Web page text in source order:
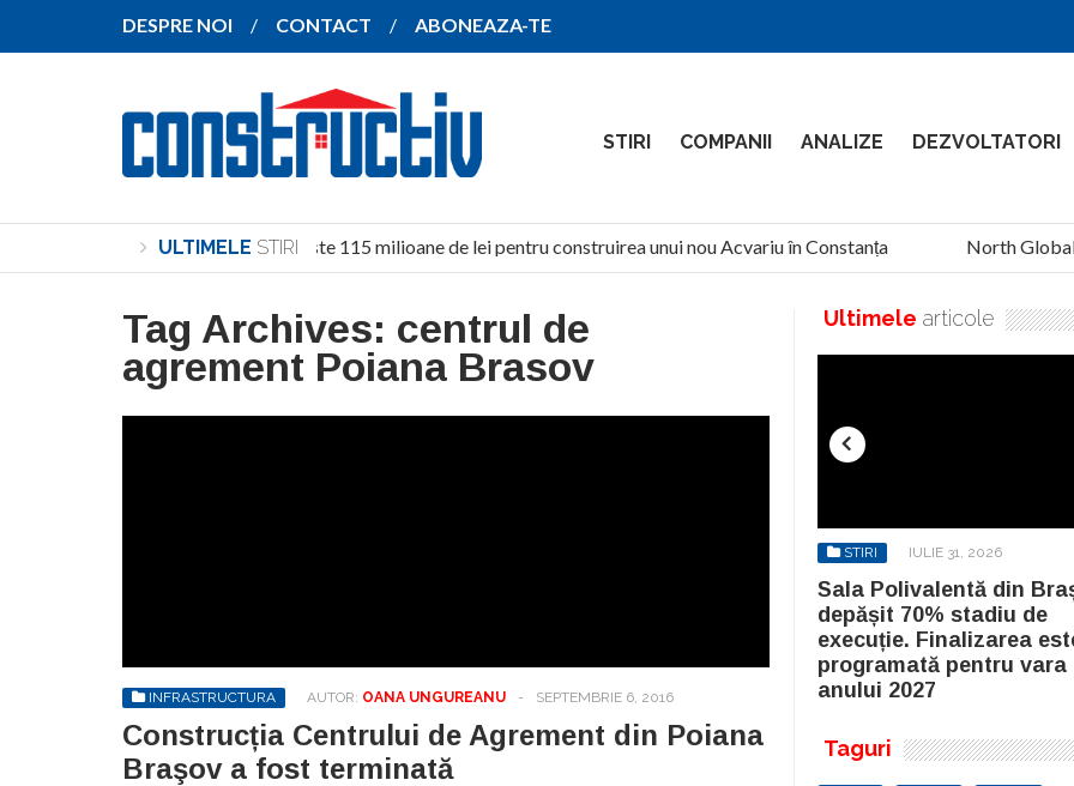
DESPRE NOI CONTACT ABONEAZA-TE
STIRI COMPANII ANALIZE DEZVOLTATORI
ULTIMELE STIRI
Investiție de peste 115 milioane de lei pentru construirea unui nou Acvariu în Constanța North Global
Tag Archives: centrul de
agrement Poiana Brasov
INFRASTRUCTURA AUTOR: OANA UNGUREANU - SEPTEMBRIE 6, 2016
Construcția Centrului de Agrement din Poiana
Braşov a fost terminată
Ultimele articole
programată pentru vara
anului 2027
STIRI IULIE 31, 2026
Sala Polivalentă din
depășit 70% stadiu de
execuție. Finalizarea
programată pentru vara
anului 2027
Taguri